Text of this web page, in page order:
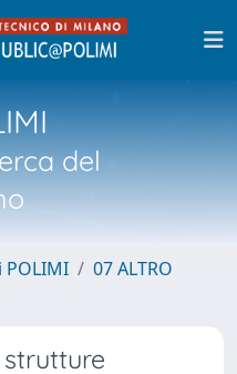
del
POLIMI
07 ALTRO